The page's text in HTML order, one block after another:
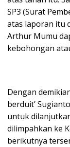
SP3 (Surat
atas laporan itu
Arthur Mumu
kebohongan
Dengan
berduit’
untuk
dilimpahkan ke
berikutnya